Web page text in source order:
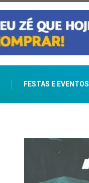
FESTAS E EVENTOS